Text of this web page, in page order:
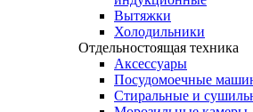
Вытяжки
Холодильники
Отдельностоящая техника
Аксессуары
Посудомоечные
Стиральные и